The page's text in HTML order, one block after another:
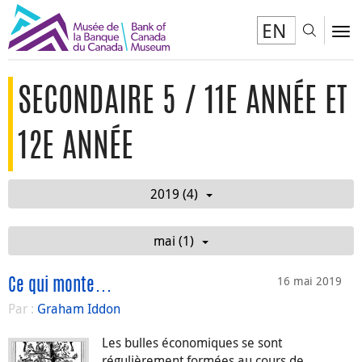
EN
SECONDAIRE 5 / 11E ANNÉE ET
12E ANNÉE
2019 (4)
mai (1)
16 mai 2019
Ce qui monte…
Par : Graham Iddon
Les bulles économiques se sont